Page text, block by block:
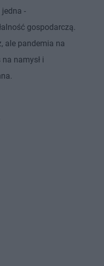
-
gospodarczą.
ale pandemia na
namysł i